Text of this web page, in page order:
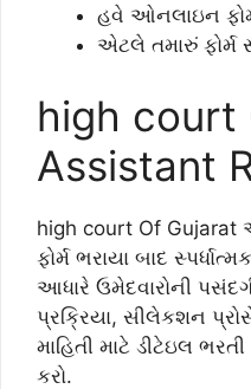
હવે ઓનલાઇન
એટલે તમારું ફોર્મ
high court
Assistant
high court Of
ફોર્મ ભરાયા બાદ
આધારે ઉમેદવારોની
પ્રક્રિયા, સીલેકશન
માહિતી માટે ડીટેઇલ
કરો.